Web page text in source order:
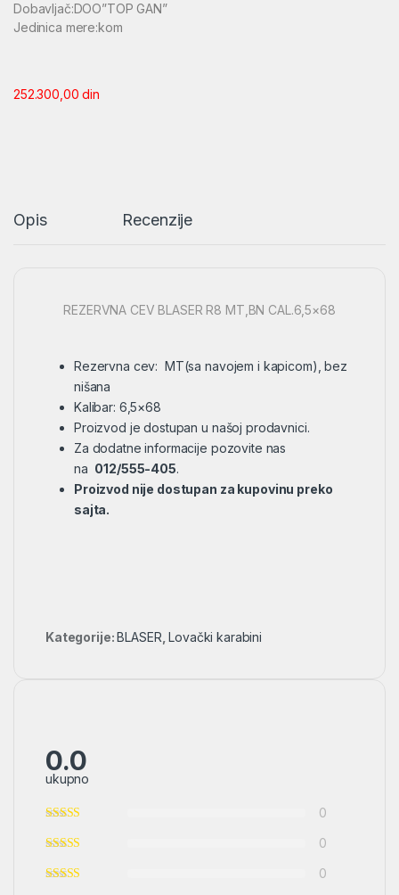
Dobavljač:DOO”TOP GAN”
Jedinica mere:kom
252.300,00din
Opis Recenzije
REZERVNA CEV BLASER R8 MT,BN CAL.6,5×68
Rezervna cev: MT(sa navojem i kapicom), bez
nišana
Kalibar: 6,5×68
Proizvod je dostupan u našoj prodavnici.
Za dodatne informacije pozovite nas
na 012/555-405.
Proizvod nije dostupan za kupovinu preko
sajta.
Kategorije:BLASER ,Lovački karabini
0.0
ukupno
0
0
0